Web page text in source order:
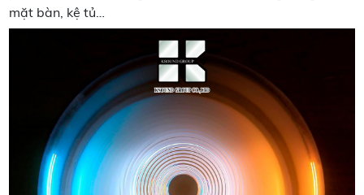
mặt bàn, kệ tủ…